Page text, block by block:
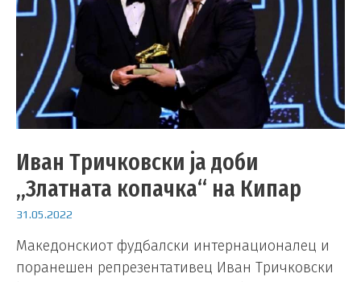
Иван Тричковски ја доби
„Златната копачка“ на Кипар
31.05.2022
Mакедонскиот фудбалски интернационалец и
поранешен репрезентативец Иван Тричковски